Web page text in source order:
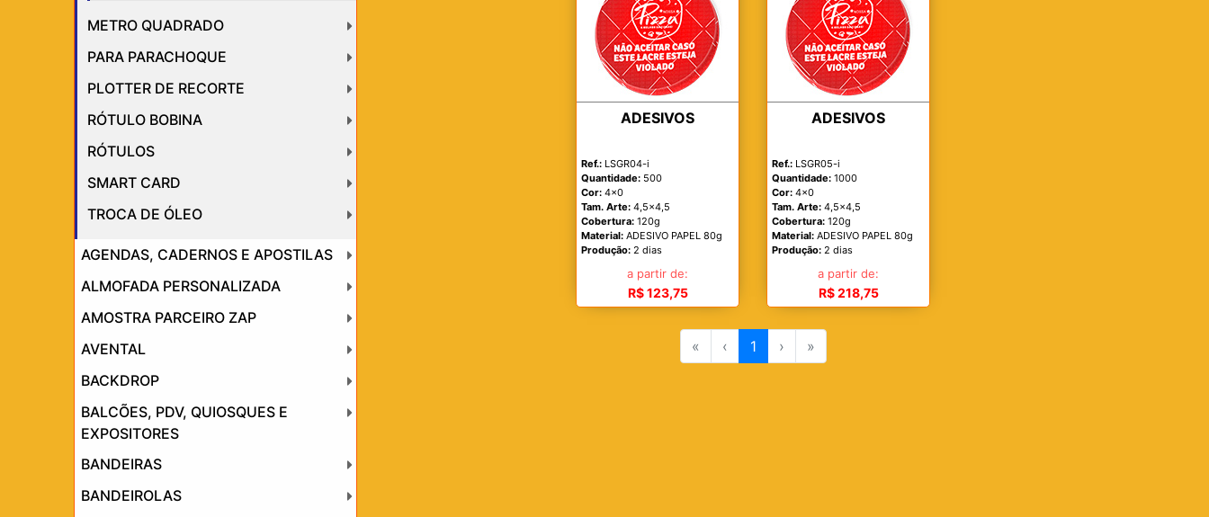
METRO QUADRADO
PARA PARACHOQUE
PLOTTER DE RECORTE
RÓTULO BOBINA
RÓTULOS
SMART CARD
TROCA DE ÓLEO
AGENDAS, CADERNOS E APOSTILAS
ALMOFADA PERSONALIZADA
AMOSTRA PARCEIRO ZAP
AVENTAL
BACKDROP
BALCÕES, PDV, QUIOSQUES E
EXPOSITORES
BANDEIRAS
BANDEIROLAS
ADESIVOS
Ref.: LSGR04-i
Quantidade: 500
Cor: 4x0
Tam. Arte: 4,5x4,5
Cobertura: 120g
Material: ADESIVO PAPEL 80g
Produção: 2 dias
a partir de:
R$ 123,75
ADESIVOS
Ref.: LSGR05-i
Quantidade: 1000
Cor: 4x0
Tam. Arte: 4,5x4,5
Cobertura: 120g
Material: ADESIVO PAPEL 80g
Produção: 2 dias
a partir de:
R$ 218,75
« ‹ 1 › »